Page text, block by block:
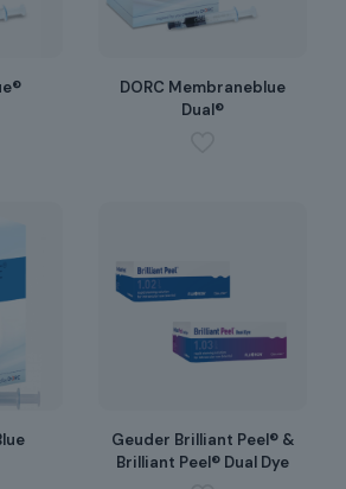
DORC Membraneblue
Dual®
Geuder Brilliant Peel® &
Brilliant Peel® Dual Dye